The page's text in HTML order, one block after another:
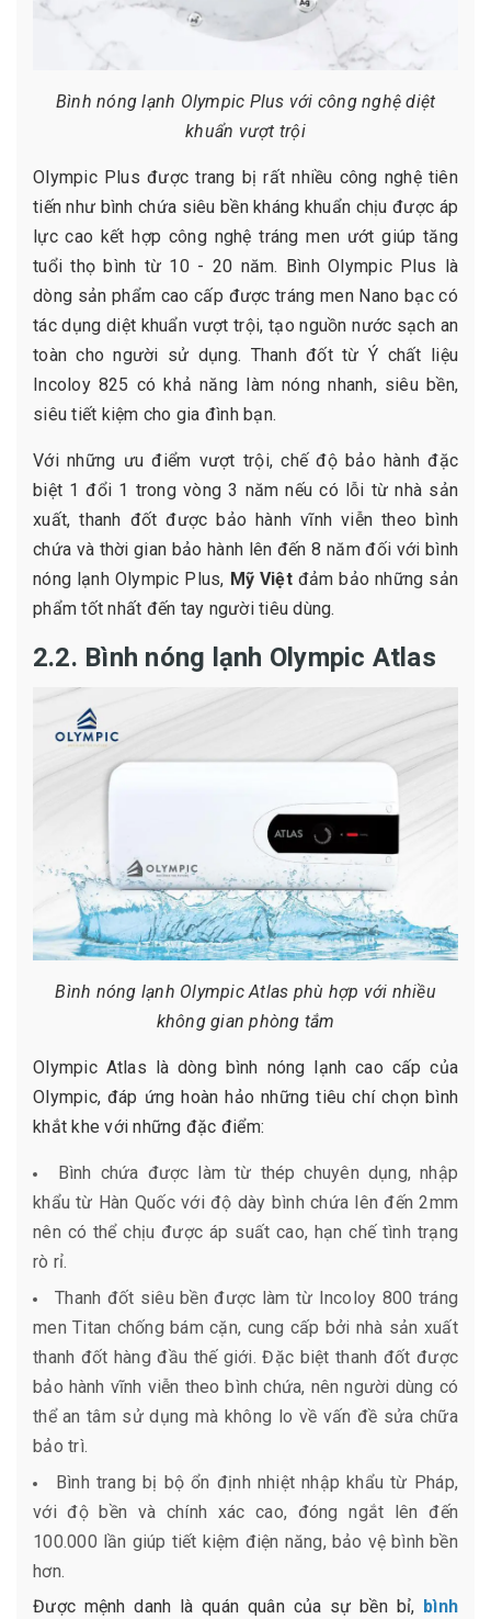
Bình nóng lạnh Olympic Plus với công nghệ diệt
khuẩn vượt trội
Olympic Plus được trang bị rất nhiều công nghệ tiên
tiến như bình chứa siêu bền kháng khuẩn chịu được áp
lực cao kết hợp công nghệ tráng men ướt giúp tăng
tuổi thọ bình từ 10 - 20 năm. Bình Olympic Plus là
dòng sản phẩm cao cấp được tráng men Nano bạc có
tác dụng diệt khuẩn vượt trội, tạo nguồn nước sạch an
toàn cho người sử dụng. Thanh đốt từ Ý chất liệu
Incoloy 825 có khả năng làm nóng nhanh, siêu bền,
siêu tiết kiệm cho gia đình bạn.
Với những ưu điểm vượt trội, chế độ bảo hành đặc
biệt 1 đổi 1 trong vòng 3 năm nếu có lỗi từ nhà sản
xuất, thanh đốt được bảo hành vĩnh viễn theo bình
chứa và thời gian bảo hành lên đến 8 năm đối với bình
nóng lạnh Olympic Plus, Mỹ Việt đảm bảo những sản
phẩm tốt nhất đến tay người tiêu dùng.
2.2. Bình nóng lạnh Olympic Atlas
Bình nóng lạnh Olympic Atlas phù hợp với nhiều
không gian phòng tắm
Olympic Atlas là dòng bình nóng lạnh cao cấp của
Olympic, đáp ứng hoàn hảo những tiêu chí chọn bình
khắt khe với những đặc điểm:
Bình chứa được làm từ thép chuyên dụng, nhập
khẩu từ Hàn Quốc với độ dày bình chứa lên đến 2mm
nên có thể chịu được áp suất cao, hạn chế tình trạng
rò rỉ.
Thanh đốt siêu bền được làm từ Incoloy 800 tráng
men Titan chống bám cặn, cung cấp bởi nhà sản xuất
thanh đốt hàng đầu thế giới. Đặc biệt thanh đốt được
bảo hành vĩnh viễn theo bình chứa, nên người dùng có
thể an tâm sử dụng mà không lo về vấn đề sửa chữa
bảo trì.
Bình trang bị bộ ổn định nhiệt nhập khẩu từ Pháp,
với độ bền và chính xác cao, đóng ngắt lên đến
100.000 lần giúp tiết kiệm điện năng, bảo vệ bình bền
hơn.
Được mệnh danh là quán quân của sự bền bỉ, bình